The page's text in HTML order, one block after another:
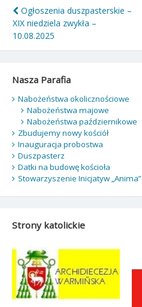
Nawigacja
wpisu
Ogłoszenia duszpasterskie –
XIX niedziela zwykła –
10.08.2025
Nasza Parafia
Nabożeństwa okolicznościowe
Nabożeństwa majowe
Nabożeństwa październikowe
Zbudujemy nowy kościół
Inauguracja probostwa
Duszpasterz
Datki na budowę kościoła
Stowarzyszenie Inicjatyw „Anima”
Strony katolickie